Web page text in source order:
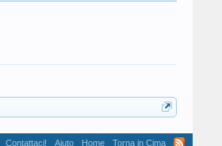
Contattaci! Aiuto Home Torna in Cima